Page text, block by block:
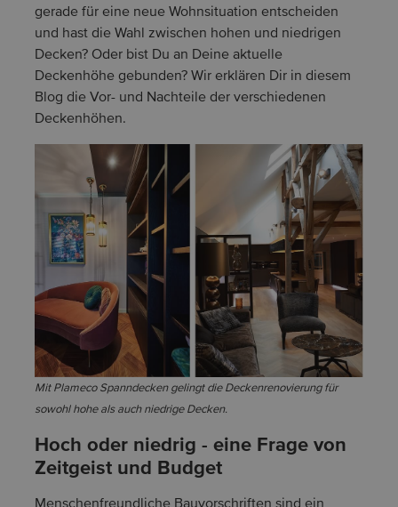
gerade für eine neue Wohnsituation entscheiden
und hast die Wahl zwischen hohen und niedrigen
Decken? Oder bist Du an Deine aktuelle
Deckenhöhe gebunden? Wir erklären Dir in diesem
Blog die Vor- und Nachteile der verschiedenen
Deckenhöhen.
Mit Plameco Spanndecken gelingt die Deckenrenovierung für
sowohl hohe als auch niedrige Decken.
Hoch oder niedrig - eine Frage von
Zeitgeist und Budget